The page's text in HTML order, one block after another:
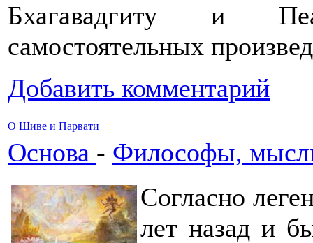
Бхагавадгиту и
самостоятельных
Добавить комментарий
О Шиве и Парвати
Основа - Философы,
Согласно
лет назад и